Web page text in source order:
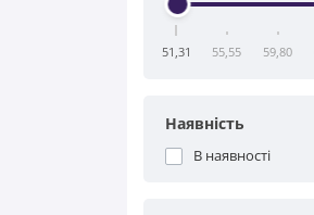
51,31 55,55 59,80
Наявність
В наявності